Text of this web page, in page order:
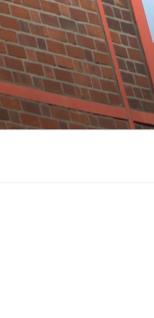
Zum
Inhalt
springen